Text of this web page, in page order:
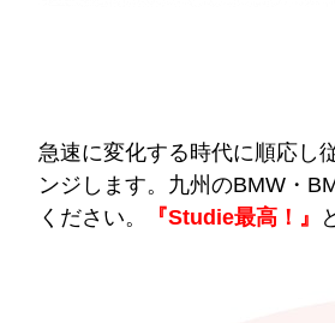
急速に変化する時代に順応し
ンジします。九州のBMW・
ください。
『Studie最高！』